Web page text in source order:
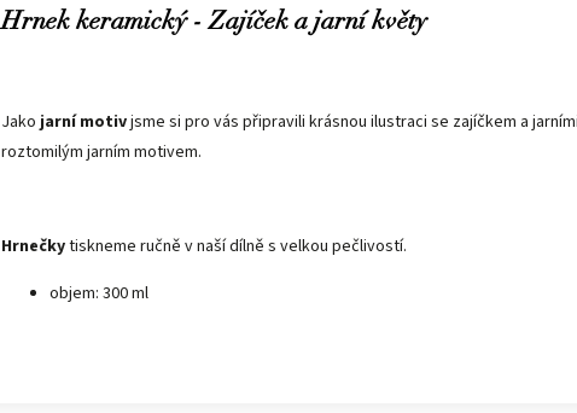
Hrnek keramický - Zajíček a jarní květy
Jako jarní motivjsme si pro vás připravili krásnou ilustraci se zajíčkem a
roztomilým jarním motivem.
Hrnečkytiskneme ručně v naší dílně s velkou pečlivostí.
objem: 300 ml